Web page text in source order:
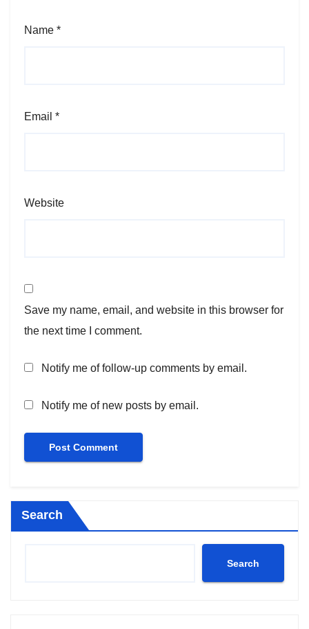
Name *
Email *
Website
Save my name, email, and website in this browser for
the next time I comment.
Notify me of follow-up comments by email.
Notify me of new posts by email.
Search
Search